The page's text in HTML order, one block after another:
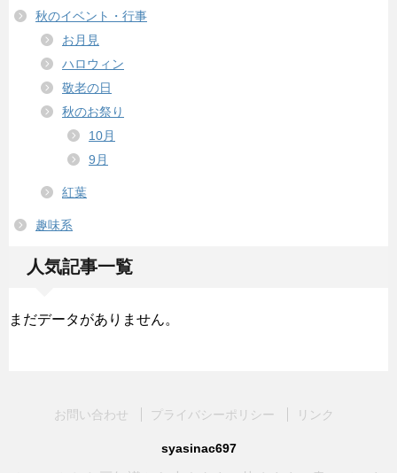
秋のイベント・行事
お月見
ハロウィン
敬老の日
秋のお祭り
10月
9月
紅葉
趣味系
人気記事一覧
まだデータがありません。
お問い合わせ プライバシーポリシー リンク
syasinac697